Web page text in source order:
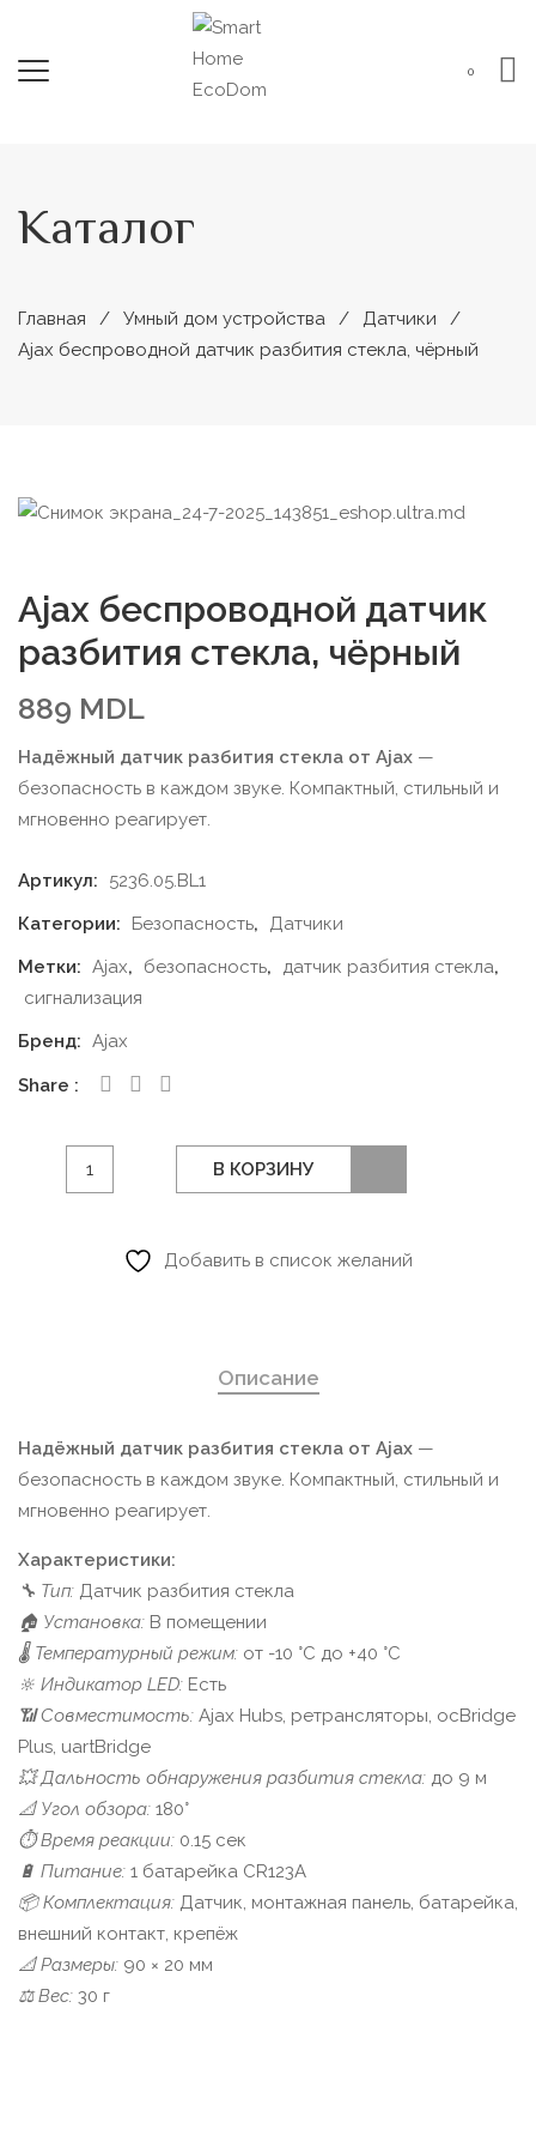
0
Каталог
Главная Умный дом устройства
Датчики
Ajax беспроводной датчик разбития стекла, чёрный
Ajax беспроводной датчик
разбития стекла, чёрный
889 MDL
Надёжный датчик разбития стекла от Ajax —
безопасность в каждом звуке. Компактный, стильный и
мгновенно реагирует.
Артикул:
5236.05.BL1
Категории:
Безопасность,
Датчики
Метки: Ajax, безопасность, датчик разбития стекла,
сигнализация
Бренд: Ajax
Share
Количество
товара
беспроводной
В КОРЗИНУ
Добавить в список желаний
Описание
Надёжный датчик разбития стекла от Ajax —
безопасность в каждом звуке. Компактный, стильный и
мгновенно реагирует.
Характеристики:
🔧 Тип: Датчик разбития стекла
🏠 Установка: В помещении
🌡️ Температурный режим: от -10 °C до +40 °C
🔆 Индикатор LED: Есть
📶 Совместимость: Ajax Hubs, ретрансляторы, ocBridge
Plus, uartBridge
💥 Дальность обнаружения разбития стекла: до 9 м
📐 Угол обзора: 180°
⏱️ Время реакции: 0.15 сек
🔋 Питание: 1 батарейка CR123A
📦 Комплектация: Датчик, монтажная панель, батарейка,
внешний контакт, крепёж
📐 Размеры: 90 × 20 мм
⚖️ Вес: 30 г